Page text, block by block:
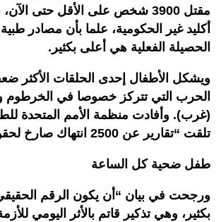
مقتل 3900 شخص على الأقل حتى
أكليد غير الحكومية، علما بأن مصادر
الحصيلة الفعلية هي أعلى بكثير.
ويشكل الأطفال إحدى الحلقات الأكثر
الحرب التي تتركز خصوصا في الخرطوم
(غرب). وأفادت منظمة الأمم المتحدة
تلقت “تقارير عن 2500 انتهاك صارخ لحقوق الطفل.
طفل ضحية كل الساعة
ورجحت في بيان “أن يكون الرقم
بكثير، وهي تذكير قاتم بالأثر اليومي